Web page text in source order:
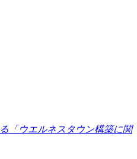
「ウエルネスタウン構築に関